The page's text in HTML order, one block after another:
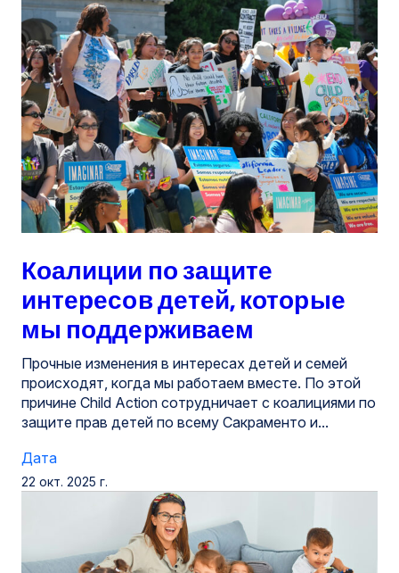
Коалиции по защите
интересов детей, которые
мы поддерживаем
Прочные изменения в интересах детей и семей
происходят, когда мы работаем вместе. По этой
причине Child Action сотрудничает с коалициями по
защите прав детей по всему Сакраменто и...
Дата
22 окт. 2025 г.